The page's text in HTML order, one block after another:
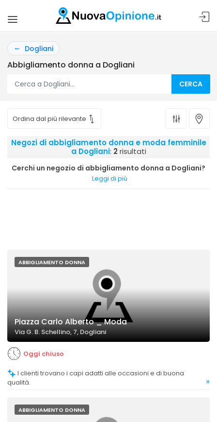
Dogliani
Abbigliamento donna a Dogliani
CERCA
Negozi di abbigliamento donna e moda femminile
a Dogliani: 2risultati
Cerchi un negozio di abbigliamento donna a Dogliani?
Leggi di più
ABBIGLIAMENTO DONNA
Piazza Carlo Alberto _ Moda
Via G. B. Schellino, 7, Dogliani
Oggi chiuso
qualità.
»
ABBIGLIAMENTO DONNA